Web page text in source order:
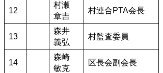
12
村瀬
章吉
村連合PTA会長
13
森井
義弘
村監査委員
14
森崎
敏克
区長会副会長